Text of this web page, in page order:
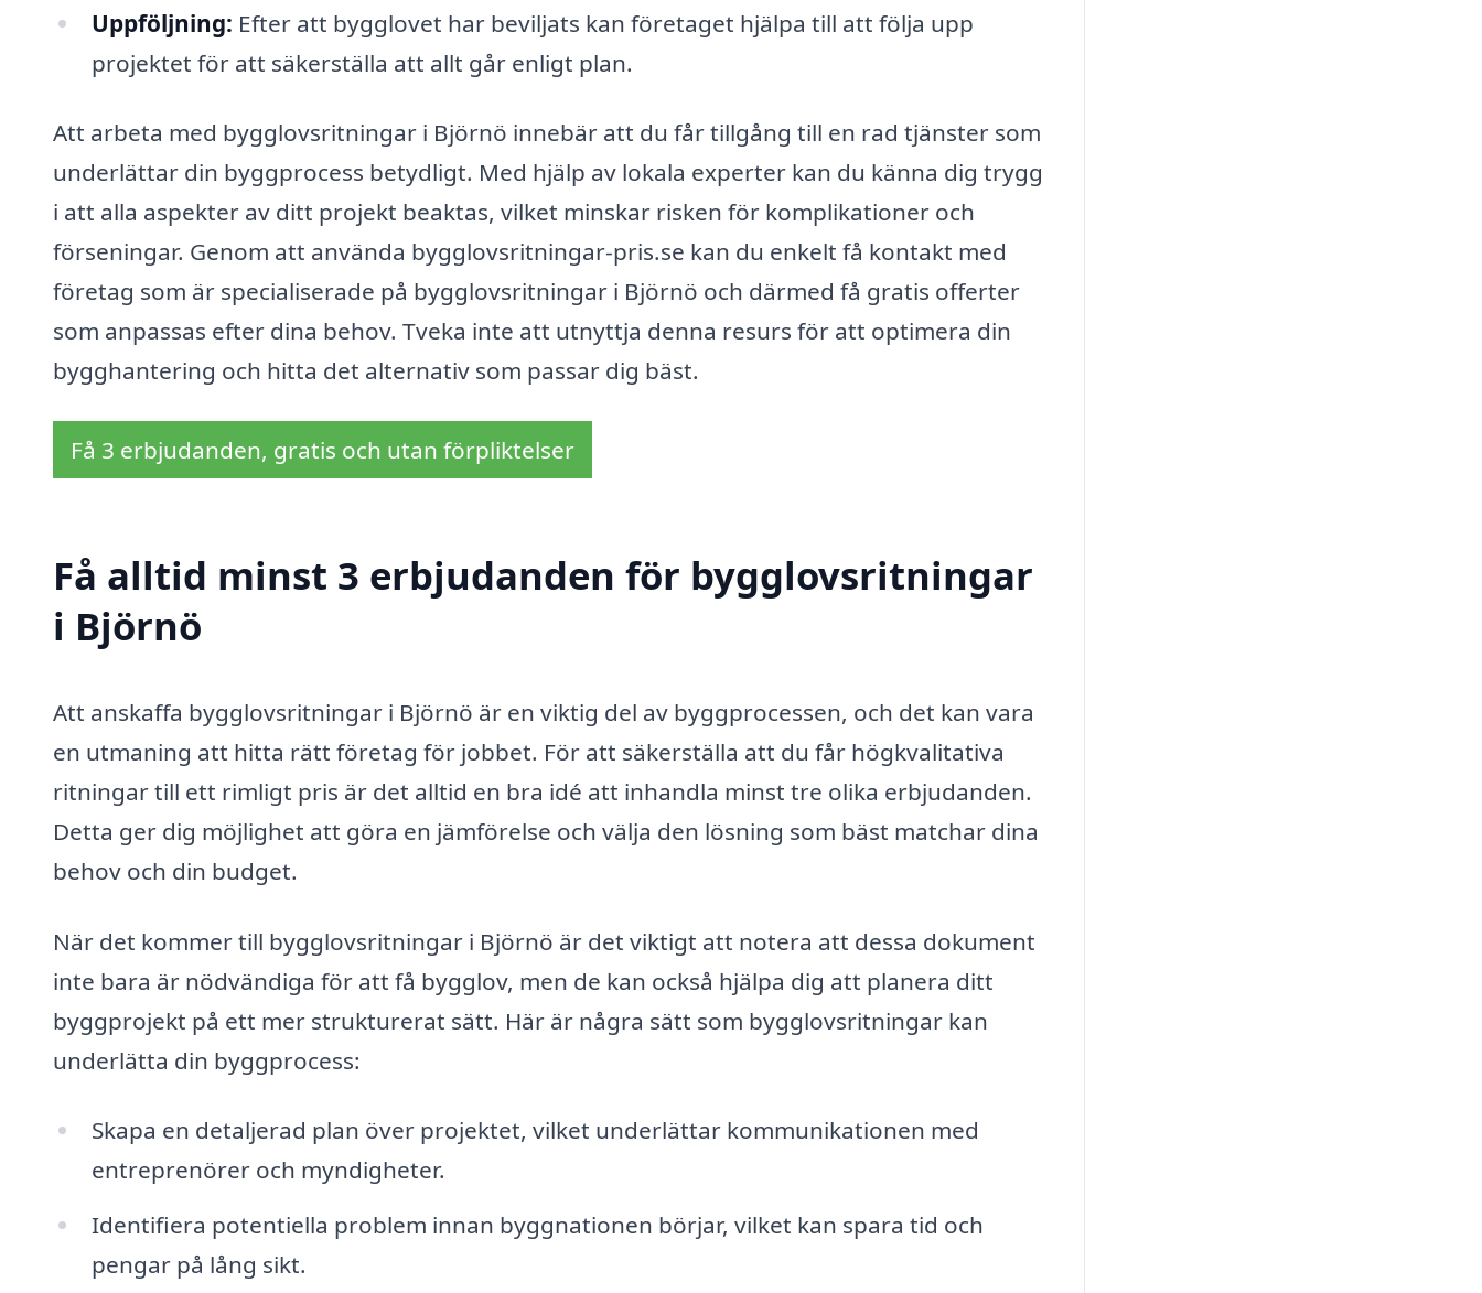
Uppföljning: Efter att bygglovet har beviljats kan företaget hjälpa till att följa upp
projektet för att säkerställa att allt går enligt plan.
Att arbeta med bygglovsritningar i Björnö innebär att du får tillgång till en rad tjänster som
underlättar din byggprocess betydligt. Med hjälp av lokala experter kan du känna dig trygg
i att alla aspekter av ditt projekt beaktas, vilket minskar risken för komplikationer och
förseningar. Genom att använda bygglovsritningar-pris.se kan du enkelt få kontakt med
företag som är specialiserade på bygglovsritningar i Björnö och därmed få gratis offerter
som anpassas efter dina behov. Tveka inte att utnyttja denna resurs för att optimera din
bygghantering och hitta det alternativ som passar dig bäst.
Få 3 erbjudanden, gratis och utan förpliktelser
Få alltid minst 3 erbjudanden för bygglovsritningar
i Björnö
Att anskaffa bygglovsritningar i Björnö är en viktig del av byggprocessen, och det kan vara
en utmaning att hitta rätt företag för jobbet. För att säkerställa att du får högkvalitativa
ritningar till ett rimligt pris är det alltid en bra idé att inhandla minst tre olika erbjudanden.
Detta ger dig möjlighet att göra en jämförelse och välja den lösning som bäst matchar dina
behov och din budget.
När det kommer till bygglovsritningar i Björnö är det viktigt att notera att dessa dokument
inte bara är nödvändiga för att få bygglov, men de kan också hjälpa dig att planera ditt
byggprojekt på ett mer strukturerat sätt. Här är några sätt som bygglovsritningar kan
underlätta din byggprocess:
Skapa en detaljerad plan över projektet, vilket underlättar kommunikationen med
entreprenörer och myndigheter.
Identifiera potentiella problem innan byggnationen börjar, vilket kan spara tid och
pengar på lång sikt.